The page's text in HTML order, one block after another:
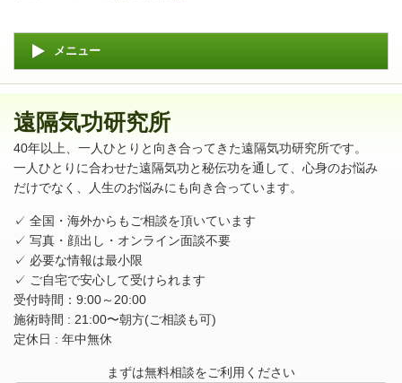
メニュー
遠隔気功研究所
40年以上、一人ひとりと向き合ってきた遠隔気功研究所です。
一人ひとりに合わせた遠隔気功と秘伝功を通して、心身のお悩み
だけでなく、人生のお悩みにも向き合っています。
✓ 全国・海外からもご相談を頂いています
✓ 写真・顔出し・オンライン面談不要
✓ 必要な情報は最小限
✓ ご自宅で安心して受けられます
受付時間：9:00～20:00
施術時間 : 21:00〜朝方(ご相談も可)
定休日 : 年中無休
まずは無料相談をご利用ください